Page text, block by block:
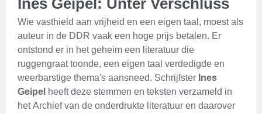
Ines Geipel: Unter Verschluss
Wie vasthield aan vrijheid en een eigen taal, moest als
auteur in de DDR vaak een hoge prijs betalen. Er
ontstond er in het geheim een literatuur die
ruggengraat toonde, een eigen taal verdedigde en
weerbarstige thema's aansneed. Schrijfster Ines
Geipel heeft deze stemmen en teksten verzameld in
het Archief van de onderdrukte literatuur en daarover